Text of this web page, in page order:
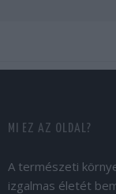
MI EZ AZ OLDAL?
A természeti
izgalmas életét